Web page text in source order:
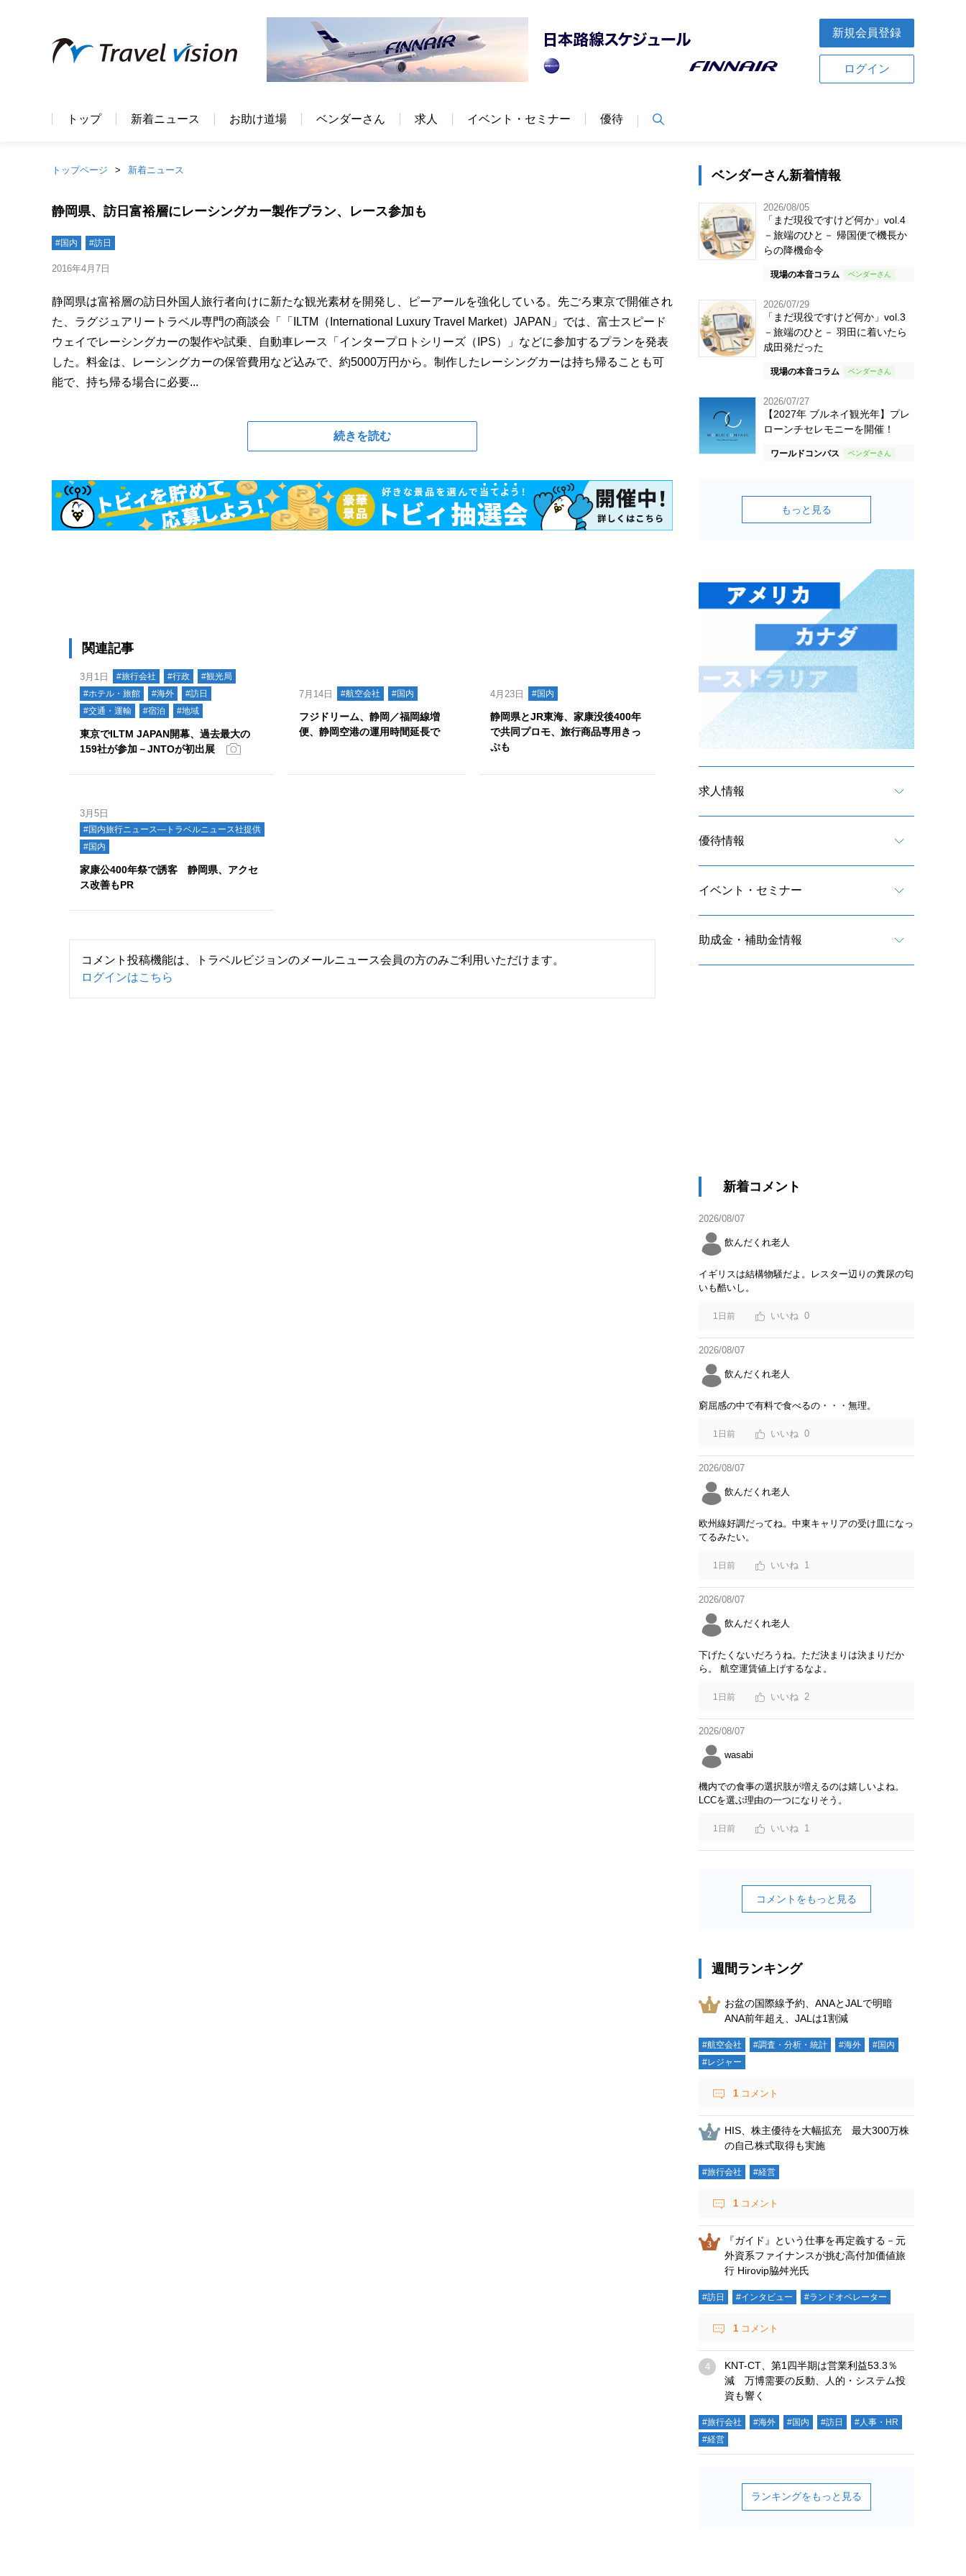
新規会員登録
ログイン
トップ 新着ニュース お助け道場 ベンダーさん 求人 イベント・セミナー 優待
トップページ 新着ニュース
静岡県、訪日富裕層にレーシングカー製作プラン、レース参加も
#国内 #訪日
2016年4月7日
静岡県は富裕層の訪日外国人旅行者向けに新たな観光素材を開発し、ピーアールを強化している。先ごろ東京で開催され
た、ラグジュアリートラベル専門の商談会「「ILTM（International Luxury Travel Market）JAPAN」では、富士スピード
ウェイでレーシングカーの製作や試乗、自動車レース「インタープロトシリーズ（IPS）」などに参加するプランを発表
した。料金は、レーシングカーの保管費用など込みで、約5000万円から。制作したレーシングカーは持ち帰ることも可
能で、持ち帰る場合に必要...
続きを読む
関連記事
3月1日 #旅行会社 #行政
#観光局
#ホテル・旅館
#海外
#訪日
#交通・運輸
#宿泊 #地域
東京でILTM JAPAN開幕、過去最大の
159社が参加－JNTOが初出展
7月14日 #航空会社 #国内
フジドリーム、静岡／福岡線増
便、静岡空港の運用時間延長で
4月23日 #国内
静岡県とJR東海、家康没後400年
で共同プロモ、旅行商品専用きっ
ぷも
3月5日
#国内旅行ニュース―トラベルニュース社提供
#国内
家康公400年祭で誘客 静岡県、アクセ
ス改善もPR
コメント投稿機能は、トラベルビジョンのメールニュース会員の方のみご利用いただけます。
ログインはこちら
ベンダーさん新着情報
2026/08/05
「まだ現役ですけど何か」vol.4
－旅端のひと－ 帰国便で機長か
らの降機命令
現場の本音コラム
2026/07/29
「まだ現役ですけど何か」vol.3
－旅端のひと－ 羽田に着いたら
成田発だった
現場の本音コラム
2026/07/27
【2027年 ブルネイ観光年】プレ
ローンチセレモニーを開催！
ワールドコンパス
もっと見る
求人情報
優待情報
イベント・セミナー
助成金・補助金情報
新着コメント
2026/08/07
飲んだくれ老人
イギリスは結構物騒だよ。レスター辺りの糞尿の匂
いも酷いし。
1日前 0
2026/08/07
飲んだくれ老人
窮屈感の中で有料で食べるの・・・無理。
1日前 0
2026/08/07
飲んだくれ老人
欧州線好調だってね。中東キャリアの受け皿になっ
てるみたい。
1日前 1
2026/08/07
飲んだくれ老人
下げたくないだろうね。ただ決まりは決まりだか
ら。 航空運賃値上げするなよ。
1日前 2
2026/08/07
wasabi
機内での食事の選択肢が増えるのは嬉しいよね。
LCCを選ぶ理由の一つになりそう。
1日前 1
コメントをもっと見る
週間ランキング
お盆の国際線予約、ANAとJALで明暗
ANA前年超え、JALは1割減
#航空会社 #調査・分析・統計 #海外
#国内
#レジャー
1 コメント
HIS、株主優待を大幅拡充 最大300万株
の自己株式取得も実施
#旅行会社 #経営
1 コメント
『ガイド』という仕事を再定義する－元
外資系ファイナンスが挑む高付加価値旅
行 Hirovip脇舛光氏
#訪日 #インタビュー #ランドオペレーター
1 コメント
KNT-CT、第1四半期は営業利益53.3％
減 万博需要の反動、人的・システム投
資も響く
#旅行会社 #海外 #国内 #訪日
#人事・HR
#経営